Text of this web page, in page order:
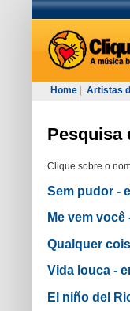
Home Artistas
Pesquisa
Clique sobre o
Sem pudor -
Me vem você
Qualquer
Vida louca -
El niño del